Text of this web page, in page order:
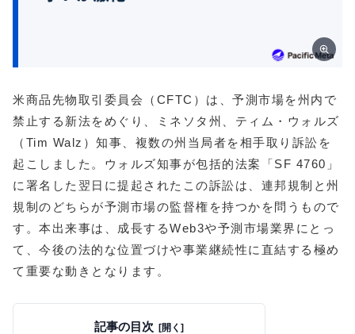
米商品先物取引委員会（CFTC）は、予測市場を州内で
禁止する新法をめぐり、ミネソタ州、ティム・ウォルズ
（Tim Walz）知事、複数の州当局者を相手取り訴訟を
起こしました。ウォルズ知事が包括的法案「SF 4760」
に署名した翌日に提起されたこの訴訟は、連邦規制と州
規制のどちらが予測市場の監督権を持つかを問うもので
す。本出来事は、成長するWeb3や予測市場業界にとっ
て、今後の法的な位置づけや事業継続性に直結する極め
て重要な動きとなります。
記事の目次